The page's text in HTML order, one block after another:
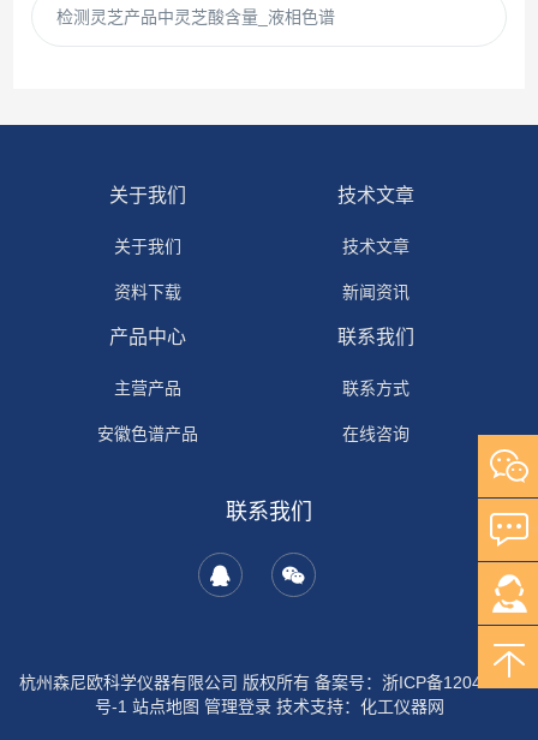
检测灵芝产品中灵芝酸含量_液相色谱
关于我们
关于我们
资料下载
技术文章
技术文章
新闻资讯
产品中心
主营产品
安徽色谱产品
国产液相色谱仪
联系我们
联系方式
在线咨询
联系我们
杭州森尼欧科学仪器有限公司 版权所有 备案号： 浙ICP备12044702
号-1 站点地图 管理登录技术支持： 化工仪器网